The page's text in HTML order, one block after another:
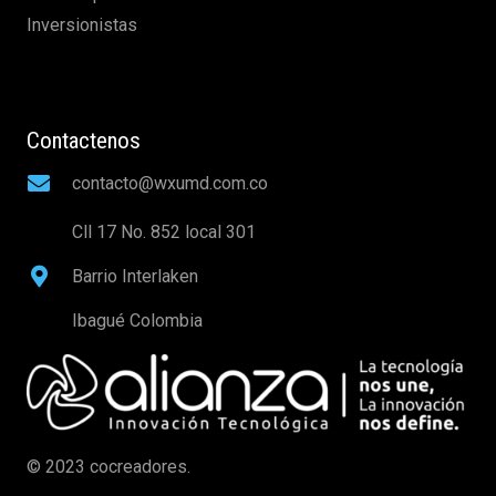
Inversionistas
Contactenos
contacto@wxumd.com.co
Cll 17 No. 852 local 301
Barrio Interlaken
Ibagué Colombia
© 2023 cocreadores.